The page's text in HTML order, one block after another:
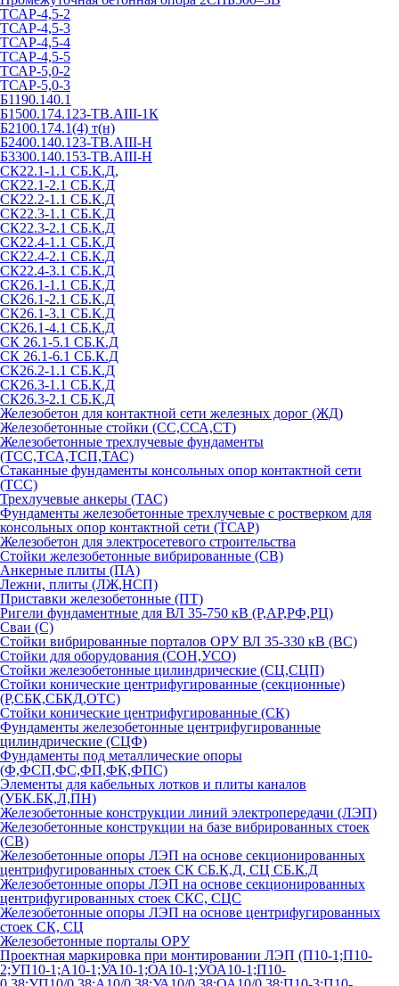
ТСАР-4,5-2
ТСАР-4,5-3
ТСАР-4,5-4
ТСАР-4,5-5
ТСАР-5,0-2
ТСАР-5,0-3
Б1190.140.1
Б1500.174.123-ТВ.АIII-1К
Б2100.174.1(4) т(н)
Б2400.140.123-ТВ.АIII-Н
Б3300.140.153-ТВ.АIII-Н
СК22.1-1.1 СБ.К.Д,
СК22.1-2.1 СБ.К.Д
СК22.2-1.1 СБ.К.Д
СК22.3-1.1 СБ.К.Д
СК22.3-2.1 СБ.К.Д
СК22.4-1.1 СБ.К.Д
СК22.4-2.1 СБ.К.Д
СК22.4-3.1 СБ.К.Д
СК26.1-1.1 СБ.К.Д
СК26.1-2.1 СБ.К.Д
СК26.1-3.1 СБ.К.Д
СК26.1-4.1 СБ.К.Д
СК 26.1-5.1 СБ.К.Д
СК 26.1-6.1 СБ.К.Д
СК26.2-1.1 СБ.К.Д
СК26.3-1.1 СБ.К.Д
СК26.3-2.1 СБ.К.Д
Железобетон для контактной сети железных дорог (ЖД)
Железобетонные стойки (СС,ССА,СТ)
Железобетонные трехлучевые фундаменты
(ТСС,ТСА,ТСП,ТАС)
Стаканные фундаменты консольных опор контактной сети
(ТСС)
Трехлучевые анкеры (ТАС)
Фундаменты железобетонные трехлучевые с ростверком для
консольных опор контактной сети (ТСАР)
Железобетон для электросетевого строительства
Стойки железобетонные вибрированные (СВ)
Анкерные плиты (ПА)
Лежни, плиты (ЛЖ,НСП)
Приставки железобетонные (ПТ)
Ригели фундаментные для ВЛ 35-750 кВ (Р,АР,РФ,РЦ)
Сваи (С)
Стойки вибрированные порталов ОРУ ВЛ 35-330 кВ (ВС)
Стойки для оборудования (СОН,УСО)
Стойки железобетонные цилиндрические (СЦ,СЦП)
Стойки конические центрифугированные (секционные)
(Р,СБК,СБКД,ОТС)
Стойки конические центрифугированные (СК)
Фундаменты железобетонные центрифугированные
цилиндрические (СЦФ)
Фундаменты под металлические опоры
(Ф,ФСП,ФС,ФП,ФК,ФПС)
Элементы для кабельных лотков и плиты каналов
(УБК.БК,Л,ПН)
Железобетонные конструкции линий электропередачи (ЛЭП)
Железобетонные конструкции на базе вибрированных стоек
(СВ)
Железобетонные опоры ЛЭП на основе секционированных
центрифугированных стоек СК СБ.К,Д, СЦ СБ.К.Д
Железобетонные опоры ЛЭП на основе секционированных
центрифугированных стоек СКС, СЦС
Железобетонные опоры ЛЭП на основе центрифугированных
стоек СК, СЦ
Железобетонные порталы ОРУ
Проектная маркировка при монтировании ЛЭП (П10-1;П10-
2;УП10-1;А10-1;УА10-1;ОА10-1;УОА10-1;П10-